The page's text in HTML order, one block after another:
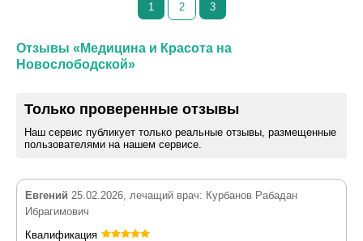
1 2 3
Отзывы «Медицина и Красота на
Новослободской»
Только проверенные отзывы
Наш сервис публикует только реальные отзывы, размещенные
пользователями на нашем сервисе.
Евгений 25.02.2026, лечащий врач: Курбанов Рабадан
Ибрагимович
Квалификация